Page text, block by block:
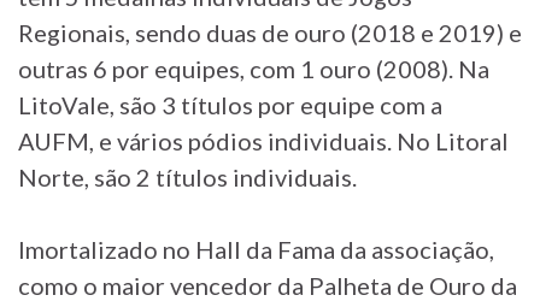
Regionais, sendo duas de ouro (2018 e 2019) e
outras 6 por equipes, com 1 ouro (2008). Na
LitoVale, são 3 títulos por equipe com a
AUFM, e vários pódios individuais. No Litoral
Norte, são 2 títulos individuais.
Imortalizado no Hall da Fama da associação,
como o maior vencedor da Palheta de Ouro da